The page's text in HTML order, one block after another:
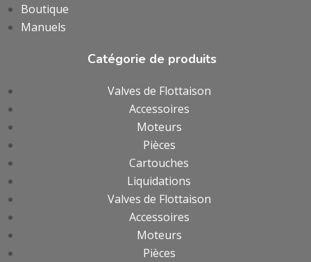
Boutique
Manuels
Catégorie de produits
Valves de Flottaison
Accessoires
Moteurs
Pièces
Cartouches
Liquidations
Valves de Flottaison
Accessoires
Moteurs
Pièces